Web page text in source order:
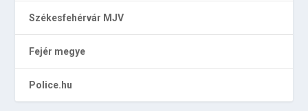
Székesfehérvár MJV
Fejér megye
Police.hu